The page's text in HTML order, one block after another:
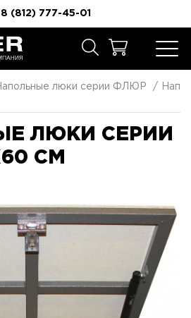
8 (812) 777-45-01
люки серии ФЛЮР
ЛЮКИ СЕРИИ
СМ